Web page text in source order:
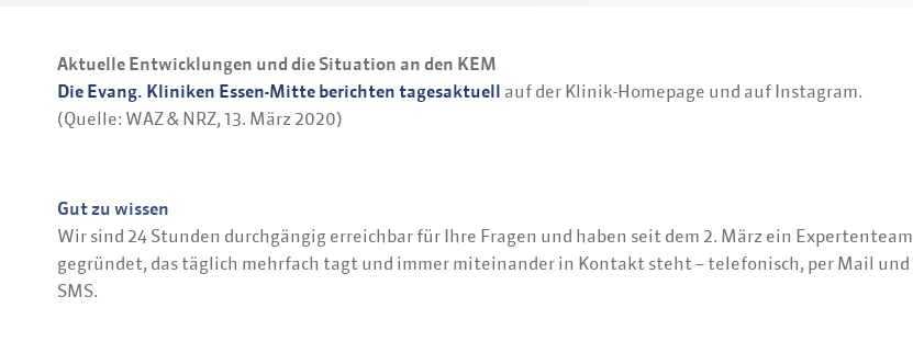
Aktuelle Entwicklungen und die Situation an den KEM
Die Evang. Kliniken Essen-Mitte berichten tagesaktuell auf der Klinik-Homepage und auf Instagram.
(Quelle: WAZ & NRZ, 13. März 2020)
Gut zu wissen
Wir sind 24 Stunden durchgängig erreichbar für Ihre Fragen und haben seit dem 2. März ein Expertenteam
gegründet, das täglich mehrfach tagt und immer miteinander in Kontakt steht – telefonisch, per Mail und
SMS.